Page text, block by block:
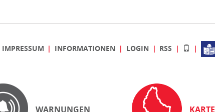
IMPRESSUM INFORMATIONEN LOGIN RSS
WARNUNGEN KARTE